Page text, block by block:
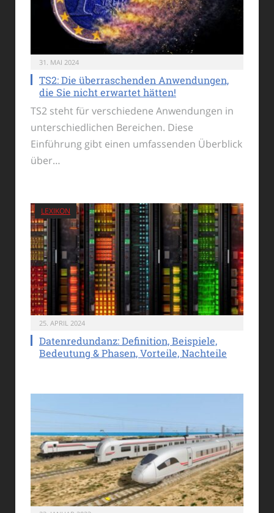
31. MAI 2024
TS2: Die überraschenden Anwendungen,
die Sie nicht erwartet hätten!
TS2 steht für verschiedene Anwendungen in
unterschiedlichen Bereichen. Diese
Einführung gibt einen umfassenden Überblick
über…
LEXIKON
25. APRIL 2024
Datenredundanz: Definition, Beispiele,
Bedeutung & Phasen, Vorteile, Nachteile